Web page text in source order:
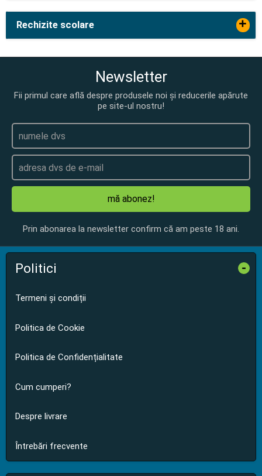
Rechizite scolare +
Newsletter
Fii primul care află despre produsele noi și reducerile apărute
pe site-ul nostru!
mă abonez!
Prin abonarea la newsletter confirm că am peste 18 ani.
Politici -
Termeni și condiții
Politica de Cookie
Politica de Confidențialitate
Cum cumperi?
Despre livrare
Întrebări frecvente